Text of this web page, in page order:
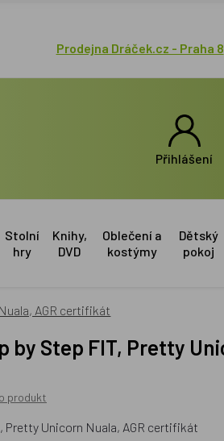
Prodejna Dráček.cz - Praha 8
Přihlášení
Stolní
hry
Knihy,
DVD
Oblečení a
kostýmy
Dětský
pokoj
AGR certifikát
produkt
Unicorn Nuala, AGR certifikát